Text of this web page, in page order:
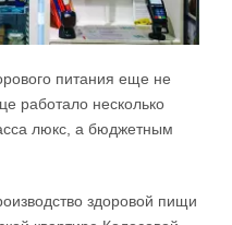
питания еще не
работало несколько
люкс, а бюджетным
здоровой пищи